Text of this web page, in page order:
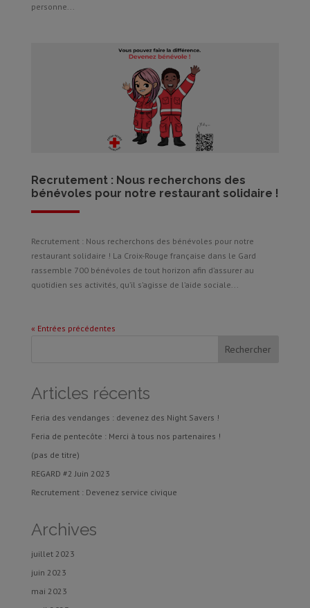
personne...
Recrutement : Nous recherchons des
bénévoles pour notre restaurant solidaire !
Recrutement : Nous recherchons des bénévoles pour notre
restaurant solidaire ! La Croix-Rouge française dans le Gard
rassemble 700 bénévoles de tout horizon afin d’assurer au
quotidien ses activités, qu’il s’agisse de l’aide sociale...
« Entrées précédentes
Articles récents
Feria des vendanges : devenez des Night Savers !
Feria de pentecôte : Merci à tous nos partenaires !
(pas de titre)
REGARD #2 Juin 2023
Recrutement : Devenez service civique
Archives
juillet 2023
juin 2023
mai 2023